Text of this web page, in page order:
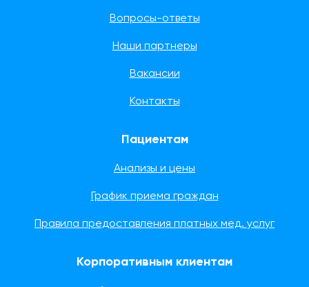
Вопросы-ответы
Наши партнеры
Вакансии
Контакты
Пациентам
Анализы и цены
График приема граждан
Правила предоставления платных мед. услуг
Корпоративным клиентам